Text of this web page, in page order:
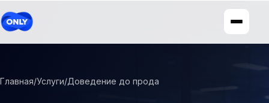
Главная/Услуги/Доведение до прода